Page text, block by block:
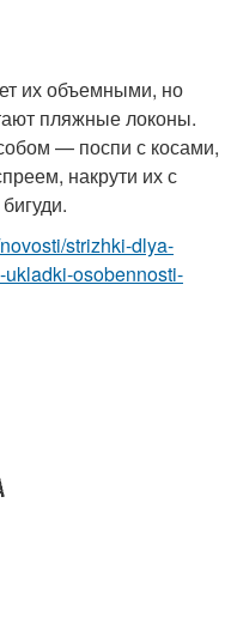
их объемными, но
пляжные локоны.
— поспи с косами,
накрути их с
strizhki-dlya-
osobennosti-